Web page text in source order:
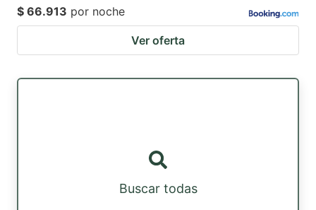
$ 66.913 por noche
Ver oferta
Buscar todas